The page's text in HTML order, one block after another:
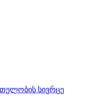
სივრცე